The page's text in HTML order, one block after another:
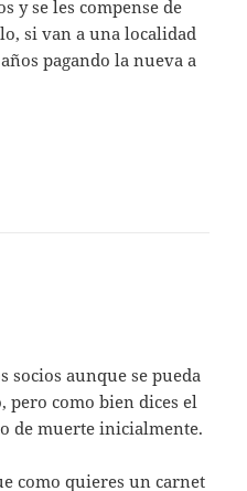
y se les compense de
si van a una localidad
pagando la nueva a
socios aunque se pueda
pero como bien dices el
de muerte inicialmente.
como quieres un carnet